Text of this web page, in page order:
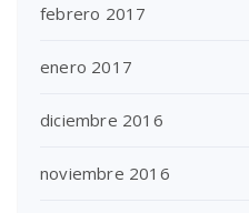
febrero 2017
enero 2017
diciembre 2016
noviembre 2016